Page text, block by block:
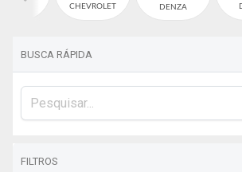
CHEVROLET DENZA
BUSCA RÁPIDA
FILTROS